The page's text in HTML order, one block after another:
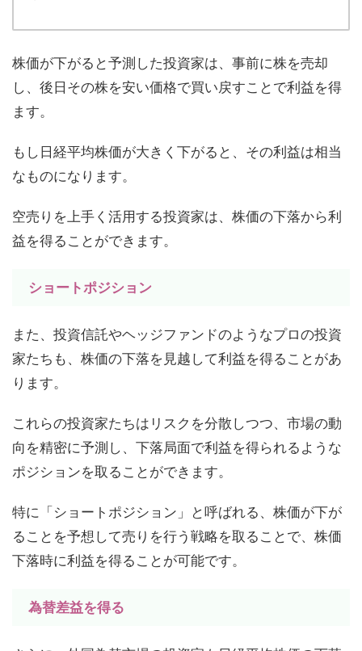
株価が下がると予測した投資家は、事前に株を売却
し、後日その株を安い価格で買い戻すことで利益を得
ます。
もし日経平均株価が大きく下がると、その利益は相当
なものになります。
空売りを上手く活用する投資家は、株価の下落から利
益を得ることができます。
ショートポジション
また、投資信託やヘッジファンドのようなプロの投資
家たちも、株価の下落を見越して利益を得ることがあ
ります。
これらの投資家たちはリスクを分散しつつ、市場の動
向を精密に予測し、下落局面で利益を得られるような
ポジションを取ることができます。
特に「ショートポジション」と呼ばれる、株価が下が
ることを予想して売りを行う戦略を取ることで、株価
下落時に利益を得ることが可能です。
為替差益を得る